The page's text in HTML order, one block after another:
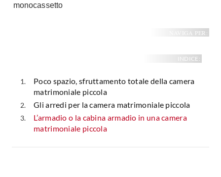
Casa fai da te
Bricolage
monocassetto
NAVIGA PER:
INDICE:
Poco spazio, sfruttamento totale della camera
matrimoniale piccola
Gli arredi per la camera matrimoniale piccola
L’armadio o la cabina armadio in una camera
matrimoniale piccola